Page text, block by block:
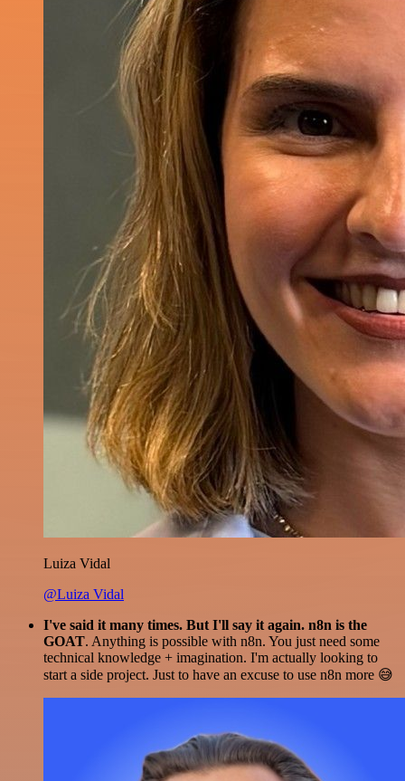
Luiza Vidal
@Luiza Vidal
I've said it many times. But I'll say it again. n8n is the
GOAT. Anything is possible with n8n. You just need some
technical knowledge + imagination. I'm actually looking to
start a side project. Just to have an excuse to use n8n more 😅